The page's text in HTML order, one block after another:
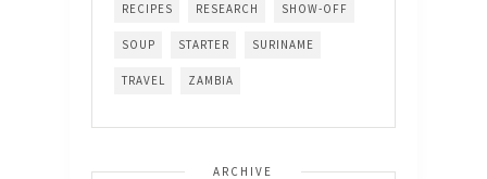
RECIPES RESEARCH SHOW-OFF
SOUP STARTER SURINAME
TRAVEL ZAMBIA
ARCHIVE